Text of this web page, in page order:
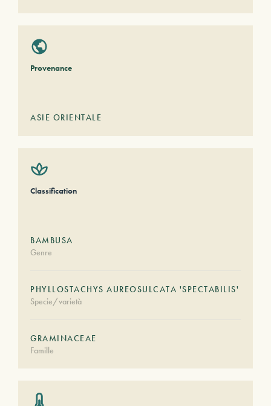
Provenance
ASIE ORIENTALE
Classification
BAMBUSA
Genre
PHYLLOSTACHYS AUREOSULCATA 'SPECTABILIS'
Specie/varietà
GRAMINACEAE
Famille